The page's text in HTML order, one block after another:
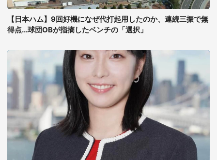
【日本ハム】9回好機になぜ代打起用したのか、連続三振で無
得点...球団OBが指摘したベンチの「選択」